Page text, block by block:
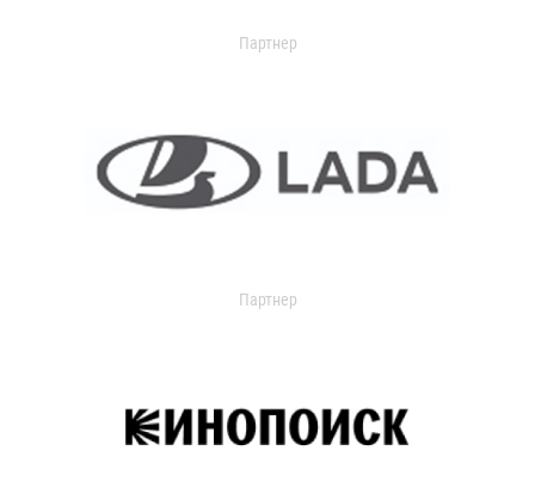
Партнер
Партнер